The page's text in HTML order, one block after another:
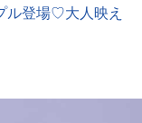
ル登場♡大人映え